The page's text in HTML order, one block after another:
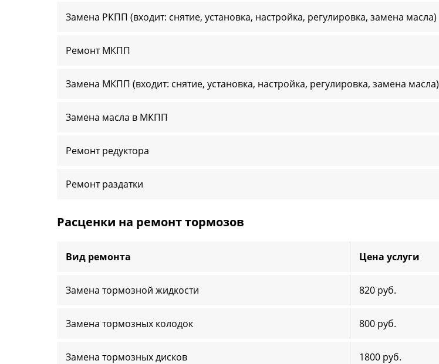
Замена РКПП (входит: снятие, установка, настройка, регулировка, замена масла)
Ремонт МКПП
Замена МКПП (входит: снятие, установка, настройка, регулировка, замена масла)
Замена масла в МКПП
Ремонт редуктора
Ремонт раздатки
Расценки на ремонт тормозов
Вид ремонта Цена услуги
Замена тормозной жидкости 820 руб.
Замена тормозных колодок 800 руб.
Замена тормозных дисков 1800 руб.